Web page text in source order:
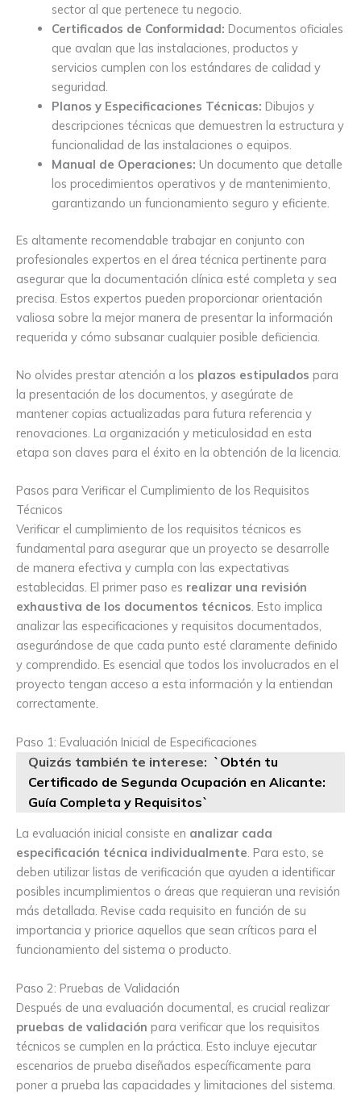
sector al que pertenece tu negocio.
Certificados de Conformidad: Documentos oficiales
que avalan que las instalaciones, productos y
servicios cumplen con los estándares de calidad y
seguridad.
Planos y Especificaciones Técnicas: Dibujos y
descripciones técnicas que demuestren la estructura y
funcionalidad de las instalaciones o equipos.
Manual de Operaciones: Un documento que detalle
los procedimientos operativos y de mantenimiento,
garantizando un funcionamiento seguro y eficiente.
Es altamente recomendable trabajar en conjunto con
profesionales expertos en el área técnica pertinente para
asegurar que la documentación clínica esté completa y sea
precisa. Estos expertos pueden proporcionar orientación
valiosa sobre la mejor manera de presentar la información
requerida y cómo subsanar cualquier posible deficiencia.
No olvides prestar atención a los plazos estipulados para
la presentación de los documentos, y asegúrate de
mantener copias actualizadas para futura referencia y
renovaciones. La organización y meticulosidad en esta
etapa son claves para el éxito en la obtención de la licencia.
Pasos para Verificar el Cumplimiento de los Requisitos
Técnicos
Verificar el cumplimiento de los requisitos técnicos es
fundamental para asegurar que un proyecto se desarrolle
de manera efectiva y cumpla con las expectativas
establecidas. El primer paso es realizar una revisión
exhaustiva de los documentos técnicos. Esto implica
analizar las especificaciones y requisitos documentados,
asegurándose de que cada punto esté claramente definido
y comprendido. Es esencial que todos los involucrados en el
proyecto tengan acceso a esta información y la entiendan
correctamente.
Paso 1: Evaluación Inicial de Especificaciones
Quizás también te interese: `Obtén tu
Certificado de Segunda Ocupación en Alicante:
Guía Completa y Requisitos`
La evaluación inicial consiste en analizar cada
especificación técnica individualmente. Para esto, se
deben utilizar listas de verificación que ayuden a identificar
posibles incumplimientos o áreas que requieran una revisión
más detallada. Revise cada requisito en función de su
importancia y priorice aquellos que sean críticos para el
funcionamiento del sistema o producto.
Paso 2: Pruebas de Validación
Después de una evaluación documental, es crucial realizar
pruebas de validación para verificar que los requisitos
técnicos se cumplen en la práctica. Esto incluye ejecutar
escenarios de prueba diseñados específicamente para
poner a prueba las capacidades y limitaciones del sistema.